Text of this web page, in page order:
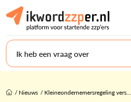
Ik heb een vraag over
/ Nieuws / Kleineondernemersregeling vers...